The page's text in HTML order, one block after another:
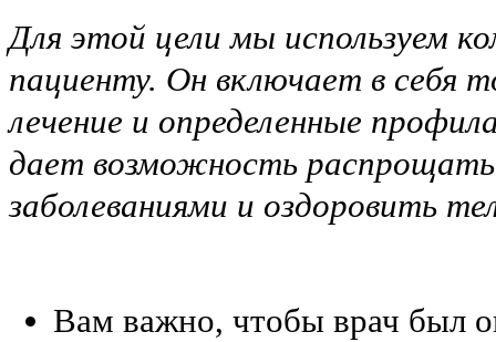
Для этой цели мы используем
пациенту. Он включает в себя
лечение и определенные
дает возможность
заболеваниями и оздоровить
Вам важно, чтобы врач был